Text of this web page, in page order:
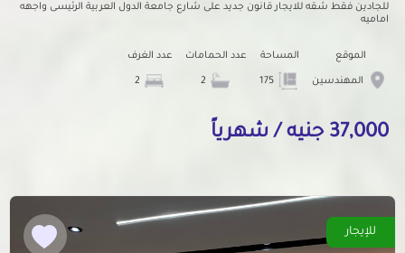
للجادين فقط شقه للايجار قانون جديد على شارع جامعة الدول العربية الرئيسى واجهه
اماميه
الموقع
المهندسين
المساحة عدد الحمامات عدد الغرف
37,000 جنيه / شهرياً
للإيجار